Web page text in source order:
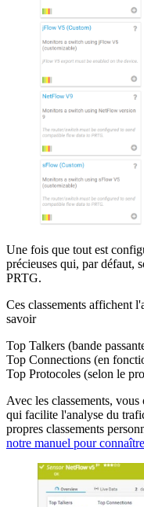
Une fois que tout est
précieuses qui, par défaut,
PRTG.
Ces classements affichent
savoir
Top Talkers (bande
Top Connections (en
Top Protocoles (selon le
Avec les classements,
qui facilite l'analyse du
propres classements
notre manuel pour